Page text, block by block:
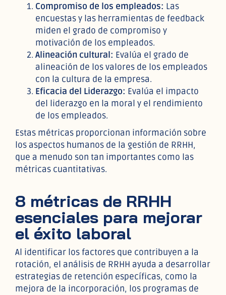
Compromiso de los empleados: Las
encuestas y las herramientas de feedback
miden el grado de compromiso y
motivación de los empleados.
Alineación cultural: Evalúa el grado de
alineación de los valores de los empleados
con la cultura de la empresa.
Eficacia del Liderazgo: Evalúa el impacto
del liderazgo en la moral y el rendimiento
de los empleados.
Estas métricas proporcionan información sobre
los aspectos humanos de la gestión de RRHH,
que a menudo son tan importantes como las
métricas cuantitativas.
8 métricas de RRHH
esenciales para mejorar
el éxito laboral
Al identificar los factores que contribuyen a la
rotación, el análisis de RRHH ayuda a desarrollar
estrategias de retención específicas, como la
mejora de la incorporación, los programas de